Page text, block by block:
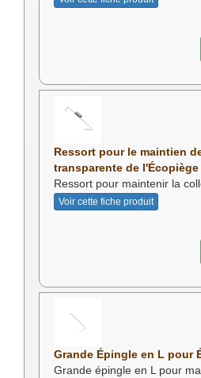
Ressort pour le maintien
transparente de l'Écopiège
Ressort pour maintenir la
Voir cette fiche produit
Grande Épingle en L pour
Grande épingle en L pour